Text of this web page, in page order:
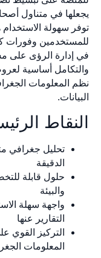
يجعلها في متناول
توفر سهولة الاستخدام
للمستخدمين وفورات
في إدارة الرؤى على
والتكامل أساسية
نظم المعلومات
البيانات.
النقاط
تحليل جغرافي
الدقيقة
حلول قابلة
والبيئة
واجهة سهلة
التقارير عنها
التركيز القوي
المعلومات